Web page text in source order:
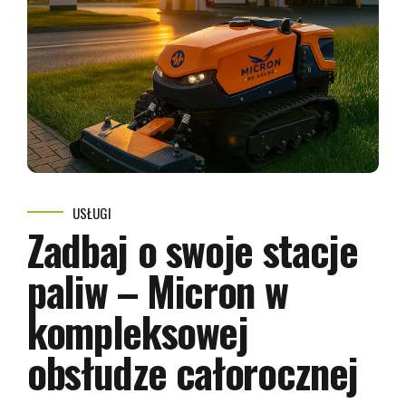
USŁUGI
Zadbaj o swoje stacje
paliw – Micron w
kompleksowej
obsłudze całorocznej